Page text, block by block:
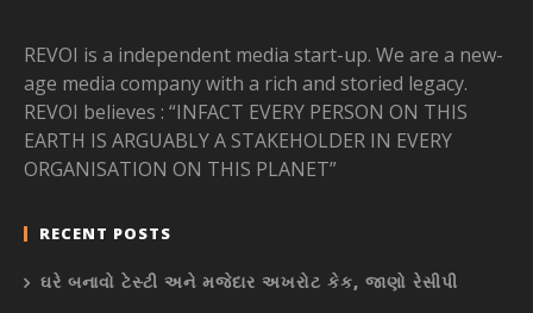
REVOI is a independent media start-up. We are a new-
age media company with a rich and storied legacy.
REVOI believes : “INFACT EVERY PERSON ON THIS
EARTH IS ARGUABLY A STAKEHOLDER IN EVERY
ORGANISATION ON THIS PLANET”
RECENT POSTS
ઘરે બનાવો ટેસ્ટી અને મજેદાર અખરોટ કેક, જાણો રેસીપી